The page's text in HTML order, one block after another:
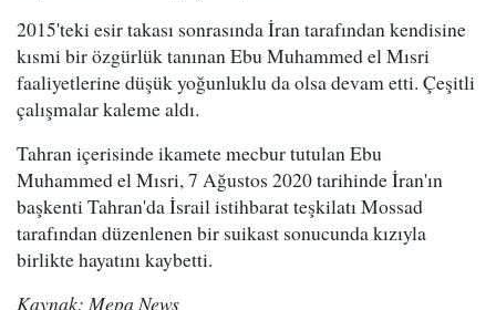
2015'teki esir takası sonrasında İran tarafından kendisine
kısmi bir özgürlük tanınan Ebu Muhammed el Mısri
faaliyetlerine düşük yoğunluklu da olsa devam etti. Çeşitli
çalışmalar kaleme aldı.
Tahran içerisinde ikamete mecbur tutulan Ebu
Muhammed el Mısri, 7 Ağustos 2020 tarihinde İran'ın
başkenti Tahran'da İsrail istihbarat teşkilatı Mossad
tarafından düzenlenen bir suikast sonucunda kızıyla
birlikte hayatını kaybetti.
Kaynak: Mepa News